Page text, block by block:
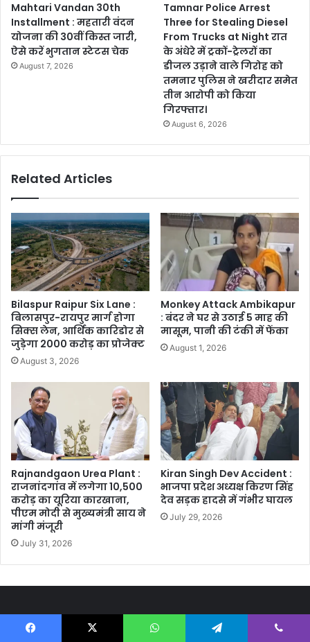
Mahtari Vandan 30th
Installment : महतारी वंदन
योजना की 30वीं किस्त जारी,
ऐसे करें भुगतान स्टेटस चेक
August 7, 2026
Tamnar Police Arrest
Three for Stealing Diesel
From Trucks at Night रात
के अंधेरे में ट्रकों-ट्रेलरों का
डीजल उड़ाने वाले गिरोह को
तमनार पुलिस ने खरीदार समेत
तीन आरोपी को किया
गिरफ्तार।
August 6, 2026
Related Articles
Bilaspur Raipur Six Lane :
बिलासपुर-रायपुर मार्ग होगा
सिक्स लेन, आर्थिक कारिडोर से
जुड़ेगा 2000 करोड़ का प्रोजेक्ट
August 3, 2026
Monkey Attack Ambikapur
: बंदर ने घर से उठाई 5 माह की
मासूम, पानी की टंकी में फेंका
August 1, 2026
Rajnandgaon Urea Plant :
राजनांदगांव में लगेगा 10,500
करोड़ का यूरिया कारखाना,
पीएम मोदी से मुख्यमंत्री साय ने
मांगी मंजूरी
July 31, 2026
Kiran Singh Dev Accident :
भाजपा प्रदेश अध्यक्ष किरण सिंह
देव सड़क हादसे में गंभीर घायल
July 29, 2026
Most Viewed Posts